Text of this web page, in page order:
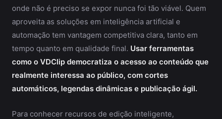
onde não é preciso se expor nunca foi tão viável. Quem
aproveita as soluções em inteligência artificial e
automação tem vantagem competitiva clara, tanto em
tempo quanto em qualidade final. Usar ferramentas
como o VDClip democratiza o acesso ao conteúdo que
realmente interessa ao público, com cortes
automáticos, legendas dinâmicas e publicação ágil.
Para conhecer recursos de edição inteligente,